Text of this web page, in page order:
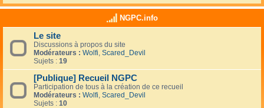
NGPC.info
Le site
Discussions à propos du site
Modérateurs : Wolfi, Scared_Devil
Sujets : 19
[Publique] Recueil NGPC
Participation de tous à la création de ce recueil
Modérateurs : Wolfi, Scared_Devil
Sujets : 10